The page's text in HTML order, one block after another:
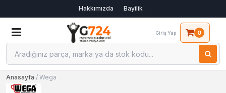
Hakkımızda Bayilik
Giriş Yap 0
Anasayfa / Wega